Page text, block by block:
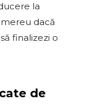
la
dacă
finalizezi o
de